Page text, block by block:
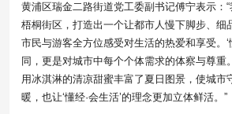
黄浦区瑞金二路街道党工委副书记傅宁表示：
梧桐街区，打造出一个让都市人慢下脚步、细
市民与游客全方位感受对生活的热爱和享受。‘
同，更是对城市中每个个体需求的体察与尊重
用冰淇淋的清凉甜蜜丰富了夏日图景，使城市
暖，也让‘懂经·会生活’的理念更加立体鲜活。”